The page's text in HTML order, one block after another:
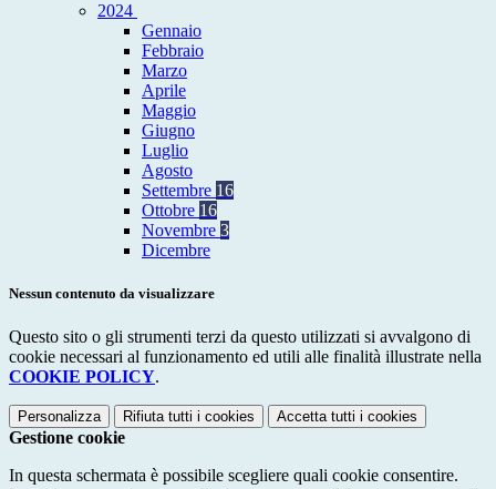
2024
Gennaio
Febbraio
Marzo
Aprile
Maggio
Giugno
Luglio
Agosto
Settembre 16
Ottobre 16
Novembre 3
Dicembre
Nessun contenuto da visualizzare
Questo sito o gli strumenti terzi da questo utilizzati si avvalgono di
cookie necessari al funzionamento ed utili alle finalità illustrate nella
COOKIE POLICY.
Personalizza Rifiuta tutti i cookies Accetta tutti i cookies
Gestione cookie
In questa schermata è possibile scegliere quali cookie consentire.